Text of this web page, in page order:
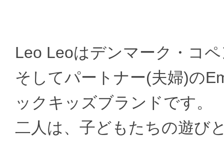
Leo Leoはデンマーク・コ
そしてパートナー(夫婦)の
ックキッズブランドです。
二人は、子どもたちの遊び